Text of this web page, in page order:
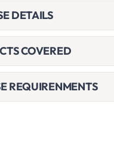
DETAILS
COVERED
REQUIRENMENTS